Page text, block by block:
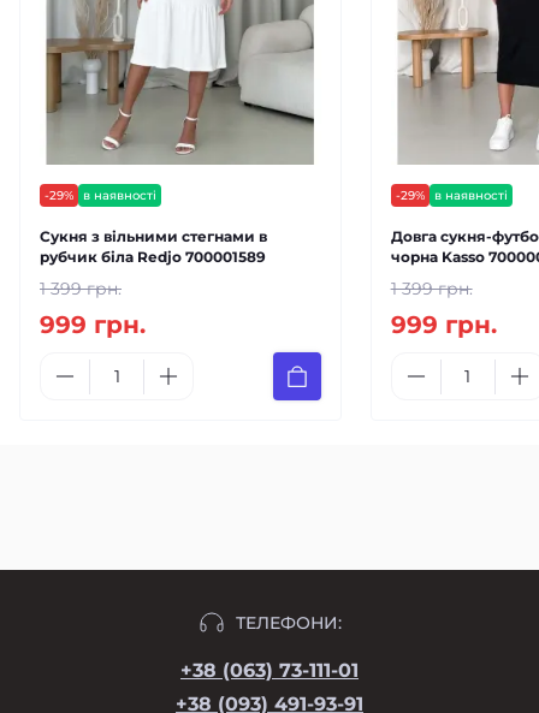
-29% в наявності
Сукня з вільними стегнами в
рубчик біла Redjo 700001589
1 399 грн.
999 грн.
-29% в наявності
Довга сукня-
чорна Kasso
1 399 грн.
999 грн.
ТЕЛЕФОНИ:
+38 (063) 73-111-01
+38 (093) 491-93-91